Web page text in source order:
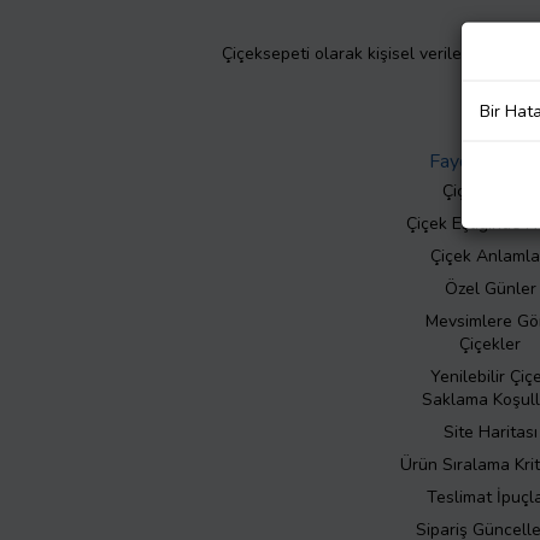
Çiçeksepeti olarak kişisel verilerinizin
Faydalı Bilgiler
Çiçek Bakımı
Çiçek Eşliğinde
Çiçek
Özel Günler
Mevsimlere
Çiçekler
Yenilebilir
Saklama
Site Haritası
Ürün Sıralama
Teslimat
Sipariş
Bir